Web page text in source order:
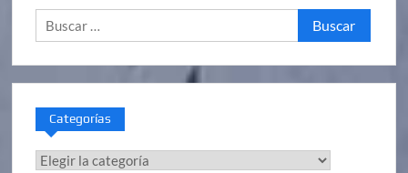
Buscar:
Categorías
Categorías